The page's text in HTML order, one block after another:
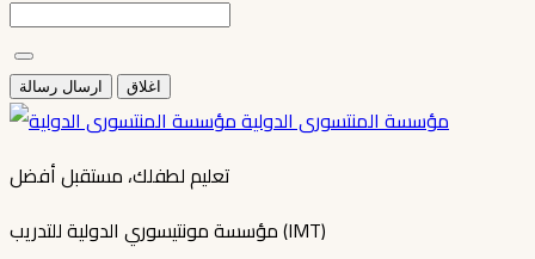
ارسال رسالة اغلاق
مؤسسة المنتسورى الدولية
تعليم لطفلك، مستقبل أفضل
مؤسسة مونتيسوري الدولية للتدريب (IMT)